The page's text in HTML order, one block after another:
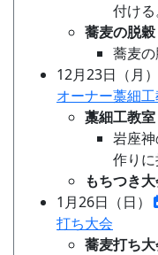
付ける
蕎麦の脱穀
蕎麦の
12月23日（月
オーナー藁細工
藁細工教室
岩座
作りに
もちつき
1月26日（日）
打ち大会
蕎麦打ち